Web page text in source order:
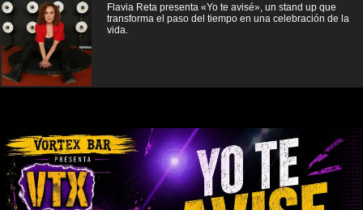
Flavia Reta presenta «Yo te avisé», un stand up que
transforma el paso del tiempo en una celebración de la
vida.